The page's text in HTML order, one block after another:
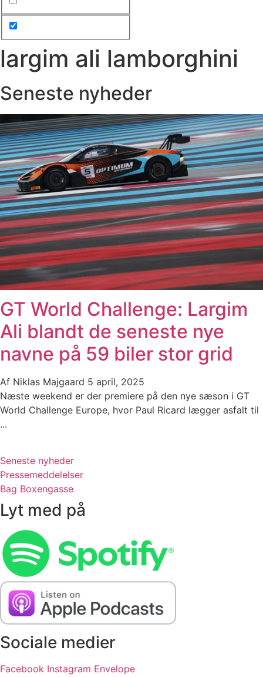
largim ali lamborghini
Seneste nyheder
GT World Challenge: Largim
Ali blandt de seneste nye
navne på 59 biler stor grid
Af Niklas Majgaard 5 april, 2025
Næste weekend er der premiere på den nye sæson i GT
World Challenge Europe, hvor Paul Ricard lægger asfalt til
...
Seneste nyheder
Pressemeddelelser
Bag Boxengasse
Lyt med på
Sociale medier
Facebook Instagram Envelope